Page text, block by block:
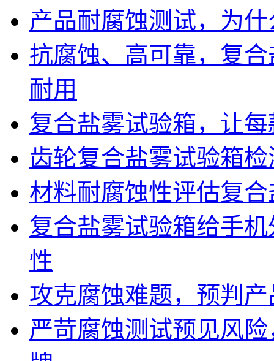
产品耐腐蚀测试，为
抗腐蚀、高可靠，复
耐用
复合盐雾试验箱，让
齿轮复合盐雾试验箱
材料耐腐蚀性评估复
复合盐雾试验箱给手
性
攻克腐蚀难题，预判
严苛腐蚀测试预见风